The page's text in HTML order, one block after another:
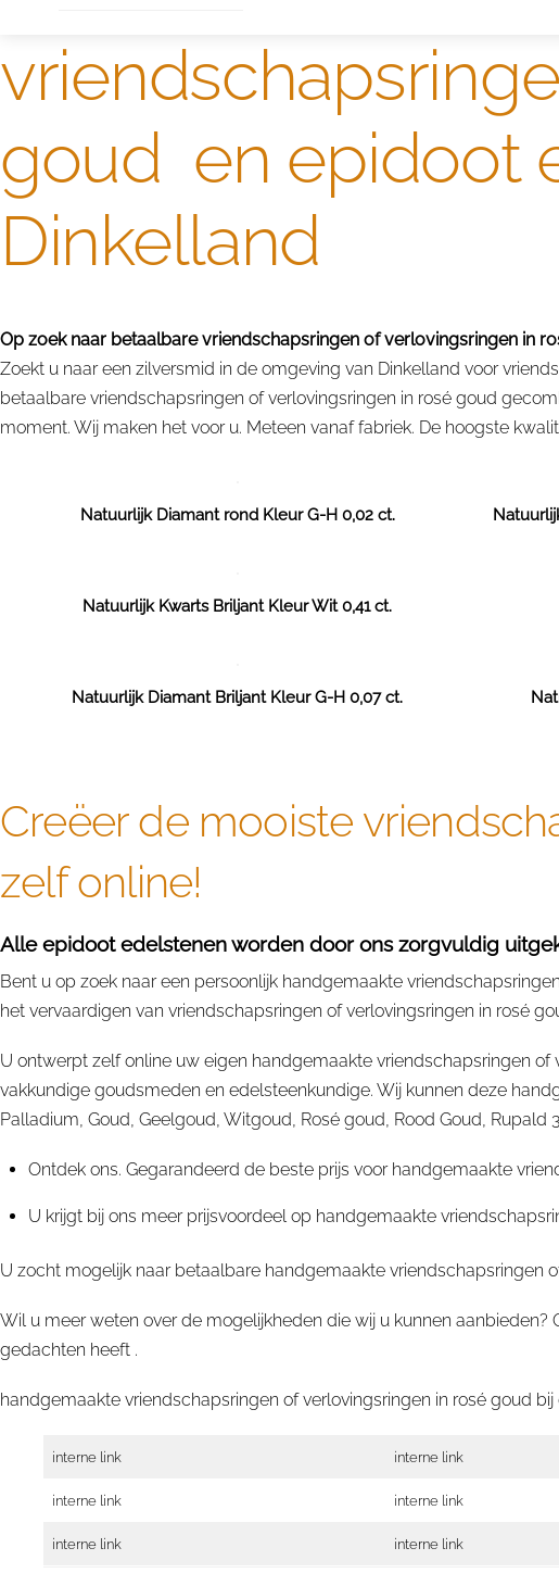
goud en epidoot
Dinkelland
Op zoek naar betaalbare vriendschapsringen of verlovingsringen in
Zoekt u naar een zilversmid in de omgeving van Dinkelland voor
betaalbare vriendschapsringen of verlovingsringen in rosé goud
moment. Wij maken het voor u. Meteen vanaf fabriek. De hoogste
Natuurlijk Diamant rond Kleur G-H 0,02 ct.
Natuurlijk Kwarts Briljant Kleur Wit 0,41 ct.
Natuurlijk Diamant Briljant Kleur G-H 0,07 ct.
Creëer de mooiste
zelf online!
Alle epidoot edelstenen worden door ons zorgvuldig
Bent u op zoek naar een persoonlijk handgemaakte
het vervaardigen van vriendschapsringen of verlovingsringen in rosé
U ontwerpt zelf online uw eigen handgemaakte vriendschapsringen
vakkundige goudsmeden en edelsteenkundige. Wij kunnen deze
Palladium, Goud, Geelgoud, Witgoud, Rosé goud, Rood Goud, Rupald
Ontdek ons. Gegarandeerd de beste prijs voor handgemaakte
U krijgt bij ons meer prijsvoordeel op handgemaakte
U zocht mogelijk naar betaalbare handgemaakte vriendschapsringen
Wil u meer weten over de mogelijkheden die wij u kunnen
gedachten heeft .
handgemaakte vriendschapsringen of verlovingsringen in rosé goud
interne link interne link
interne link interne link
interne link interne link